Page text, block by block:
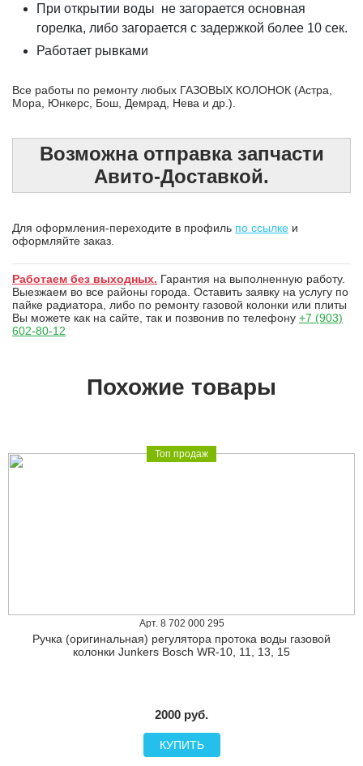
При открытии воды не загорается основная
горелка, либо загорается с задержкой более 10 сек.
Работает рывками
Все работы по ремонту любых ГАЗОВЫХ КОЛОНОК (Астра,
Мора, Юнкерс, Бош, Демрад, Нева и др.).
Возможна отправка запчасти
Авито-Доставкой.
Для оформления-переходите в профиль по ссылке и
оформляйте заказ.
Работаем без выходных. Гарантия на выполненную работу.
Выезжаем во все районы города. Оставить заявку на услугу по
пайке радиатора, либо по ремонту газовой колонки или плиты
Вы можете как на сайте, так и позвонив по телефону +7 (903)
602-80-12
Похожие товары
Топ продаж
Арт. 8 702 000 295
Ручка (оригинальная) регулятора протока воды газовой
колонки Junkers Bosch WR-10, 11, 13, 15
2000 руб.
КУПИТЬ